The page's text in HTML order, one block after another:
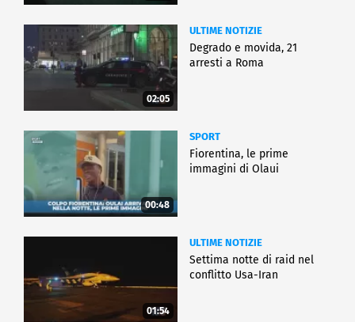
02:05
ULTIME NOTIZIE
Degrado e movida, 21
arresti a Roma
00:48
SPORT
Fiorentina, le prime
immagini di Olaui
01:54
ULTIME NOTIZIE
Settima notte di raid nel
conflitto Usa-Iran